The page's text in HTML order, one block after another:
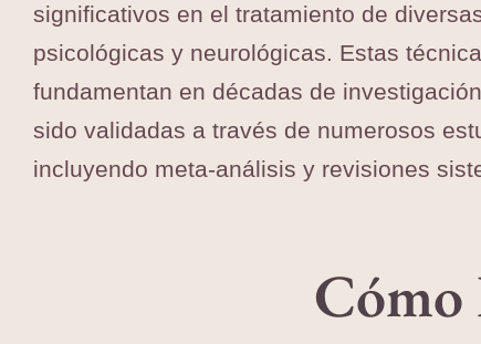
significativos en el tratamiento de
psicológicas y neurológicas. Estas
fundamentan en décadas de
sido validadas a través de numerosos
incluyendo meta-análisis y revisiones
Cómo